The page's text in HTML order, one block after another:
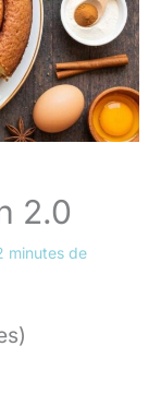
2.0
minutes de